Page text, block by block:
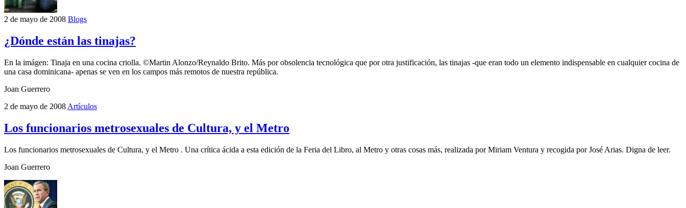
2 de mayo de 2008 Blogs
¿Dónde están las tinajas?
En la imágen: Tinaja en una cocina criolla. ©Martin Alonzo/Reynaldo Brito. Más por obsolencia tecnológica que por otra justificación, las tinajas -que eran todo un elemento indispensable en cualquier cocina de
una casa dominicana- apenas se ven en los campos más remotos de nuestra república.
Joan Guerrero
2 de mayo de 2008 Artículos
Los funcionarios metrosexuales de Cultura, y el Metro
Los funcionarios metrosexuales de Cultura, y el Metro . Una crítica ácida a esta edición de la Feria del Libro, al Metro y otras cosas más, realizada por Miriam Ventura y recogida por José Arias. Digna de leer.
Joan Guerrero